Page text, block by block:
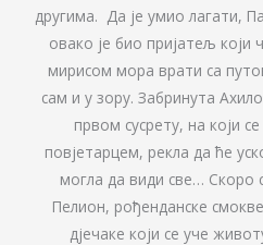
другима. Да је умио лагати,
овако је био пријатељ који
мирисом мора врати са
сам и у зору. Забринута
првом сусрету, на који
повјетарцем, рекла да ће
могла да види све… Скоро
Пелион, рођенданске
дјечаке који се уче